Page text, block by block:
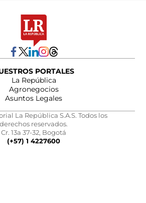
PORTALES
La República
Agronegocios
Asuntos Legales
La República S.A.S. Todos los
derechos reservados.
Cr. 13a 37-32, Bogotá
(+57) 1 4227600